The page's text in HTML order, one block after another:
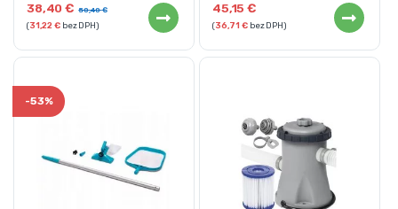
38,40€ 50,40€
(31,22€bez DPH)
45,15€
(36,71€bez DPH)
-53%